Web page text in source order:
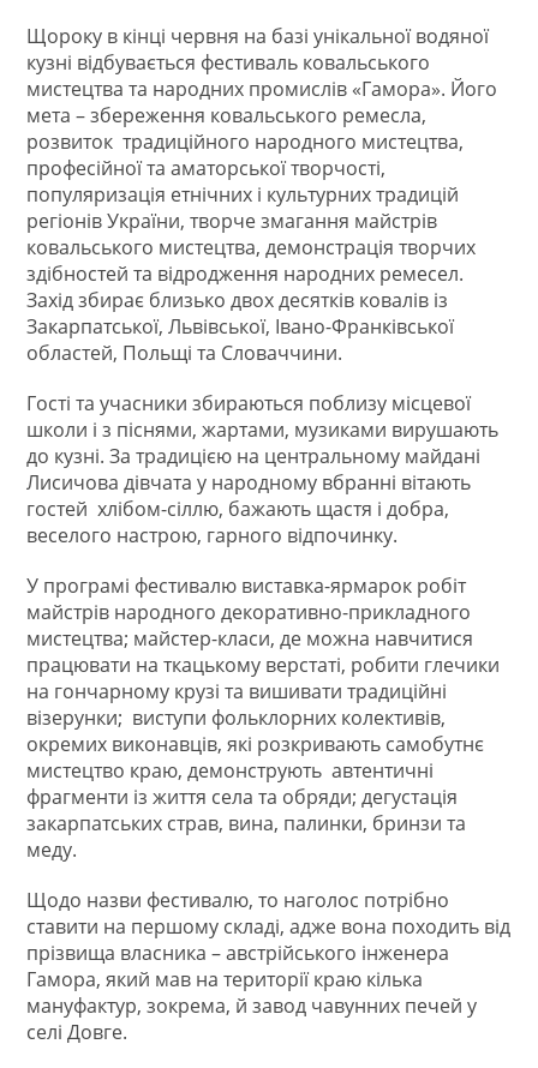
Щороку в кінці червня на базі унікальної водяної
кузні відбувається фестиваль ковальського
мистецтва та народних промислів «Гамора». Його
мета – збереження ковальського ремесла,
розвиток традиційного народного мистецтва,
професійної та аматорської творчості,
популяризація етнічних і культурних традицій
регіонів України, творче змагання майстрів
ковальського мистецтва, демонстрація творчих
здібностей та відродження народних ремесел.
Захід збирає близько двох десятків ковалів із
Закарпатської, Львівської, Івано-Франківської
областей, Польщі та Словаччини.
Гості та учасники збираються поблизу місцевої
школи і з піснями, жартами, музиками вирушають
до кузні. За традицією на центральному майдані
Лисичова дівчата у народному вбранні вітають
гостей хлібом-сіллю, бажають щастя і добра,
веселого настрою, гарного відпочинку.
У програмі фестивалю виставка-ярмарок робіт
майстрів народного декоративно-прикладного
мистецтва; майстер-класи, де можна навчитися
працювати на ткацькому верстаті, робити глечики
на гончарному крузі та вишивати традиційні
візерунки; виступи фольклорних колективів,
окремих виконавців, які розкривають самобутнє
мистецтво краю, демонструють автентичні
фрагменти із життя села та обряди; дегустація
закарпатських страв, вина, палинки, бринзи та
меду.
Щодо назви фестивалю, то наголос потрібно
ставити на першому складі, адже вона походить від
прізвища власника – австрійського інженера
Гамора, який мав на території краю кілька
мануфактур, зокрема, й завод чавунних печей у
селі Довге.